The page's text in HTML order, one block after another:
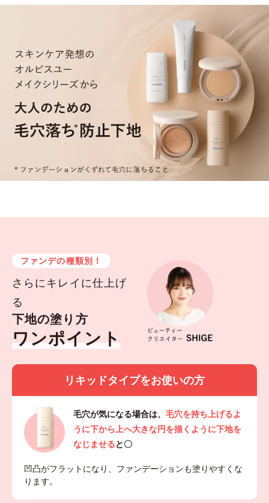
ファンデの種類別！
さらにキレイに仕上げ
る
下地の塗り方
ワンポイント
リキッドタイプをお使いの方
毛穴が気になる場合は、 毛穴を持ち上げるよ
うに下から上へ大きな円を描くように下地を
なじませると〇
凹凸がフラットになり、ファンデーションも塗りやすくな
ります。